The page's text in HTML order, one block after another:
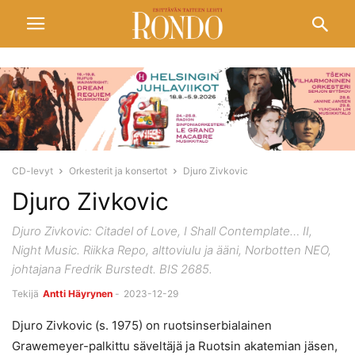
CD-levyt Orkesterit ja konsertot Djuro Zivkovic
Djuro Zivkovic
Djuro Zivkovic: Citadel of Love, I Shall Contemplate… II,
Night Music. Riikka Repo, alttoviulu ja ääni, Norbotten NEO,
johtajana Fredrik Burstedt. BIS 2685.
Tekijä Antti Häyrynen - 2023-12-29
Djuro Zivkovic (s. 1975) on ruotsinserbialainen
Grawemeyer-palkittu säveltäjä ja Ruotsin akatemian jäsen,